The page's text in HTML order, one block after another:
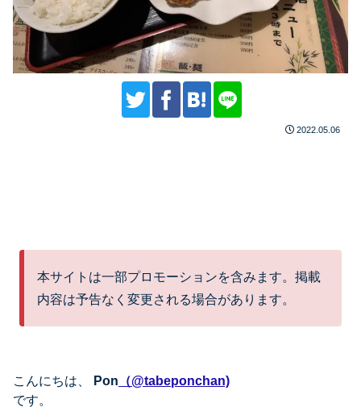
2022.05.06
本サイトは一部プロモーションを含みます。掲載
内容は予告なく変更される場合があります。
こんにちは、 Pon （@tabeponchan)
です。